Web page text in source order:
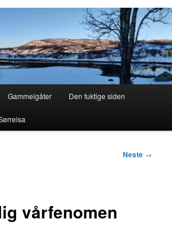
Gammelgåter Den fuktige siden
Neste →
vårfenomen